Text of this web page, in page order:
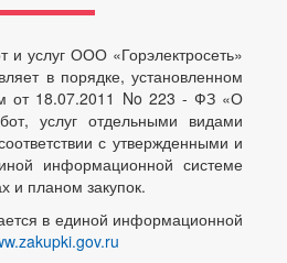
и услуг ООО «Горэлектросеть»
в порядке, установленном
от 18.07.2011 No 223 - ФЗ «О
услуг отдельными видами
с утвержденными и
информационной системе
и планом закупок.
в единой информационной